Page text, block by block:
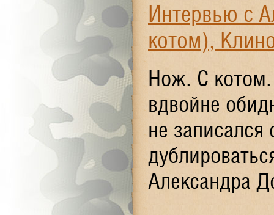
Интервью с
котом),
Нож. С
вдвойне
не
Александра